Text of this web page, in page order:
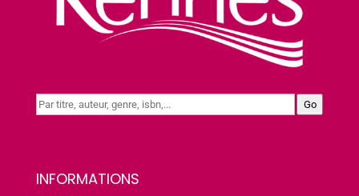
Go
INFORMATIONS